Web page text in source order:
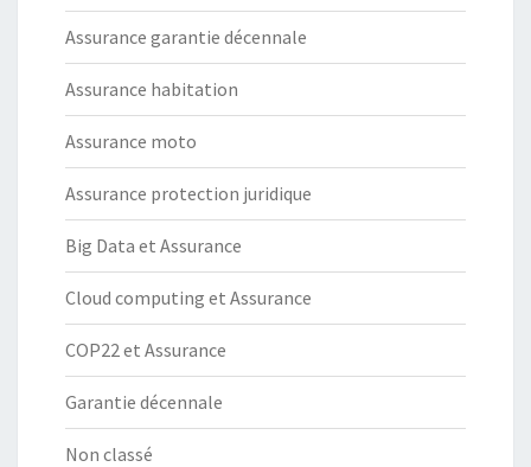
Assurance garantie décennale
Assurance habitation
Assurance moto
Assurance protection juridique
Big Data et Assurance
Cloud computing et Assurance
COP22 et Assurance
Garantie décennale
Non classé